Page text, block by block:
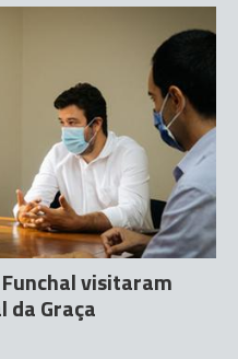
visitaram
da Graça